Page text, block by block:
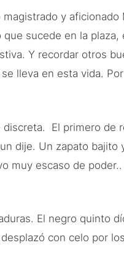
y
sucede en la
Y recordar otros
lleva en esta vida.
El primero de
dije. Un zapato bajito
muy escaso de
El negro quinto
con celo por